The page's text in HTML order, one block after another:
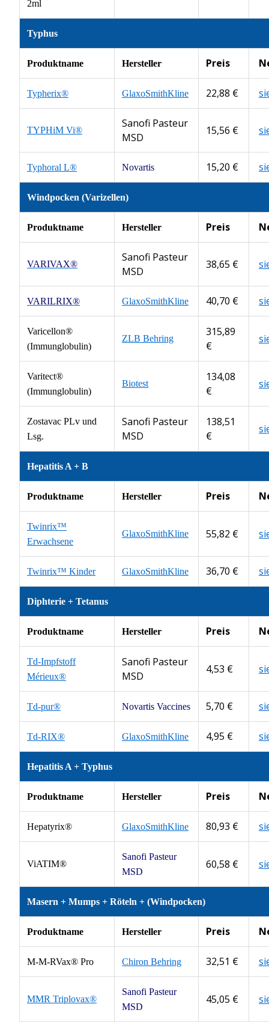
2ml
Typhus
Produktname Hersteller Preis
Typherix® GlaxoSmithKline 22,88 €
TYPHiM Vi®
Sanofi Pasteur
MSD
15,56 €
Typhoral L® Novartis 15,20 €
Windpocken (Varizellen)
Produktname Hersteller Preis
VARIVAX®
Sanofi Pasteur
MSD
38,65 €
VARILRIX® GlaxoSmithKline 40,70 €
Varicellon®
(Immunglobulin)
ZLB Behring
315,89
€
Varitect®
(Immunglobulin)
Biotest
134,08
€
Zostavac PLv und
Lsg.
Sanofi Pasteur
MSD
138,51
€
Hepatitis A + B
Produktname Hersteller Preis
Twinrix™
Erwachsene
GlaxoSmithKline 55,82 €
Twinrix™ Kinder GlaxoSmithKline 36,70 €
Diphterie + Tetanus
Produktname Hersteller Preis
Td-Impfstoff
Mérieux®
Sanofi Pasteur
MSD
4,53 €
Td-pur® Novartis Vaccines 5,70 €
Td-RIX® GlaxoSmithKline 4,95 €
Hepatitis A + Typhus
Produktname Hersteller Preis
Hepatyrix® GlaxoSmithKline 80,93 €
ViATIM®
Sanofi Pasteur
MSD
60,58 €
Masern + Mumps + Röteln + (Windpocken)
Produktname Hersteller Preis
M-M-RVax® Pro Chiron Behring 32,51 €
MMR Triplovax®
Sanofi Pasteur
MSD
45,05 €